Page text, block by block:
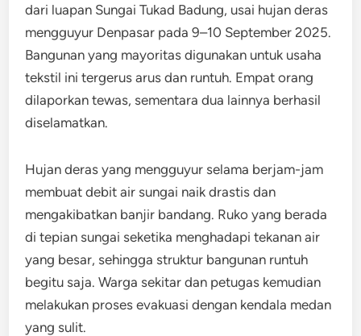
dari luapan Sungai Tukad Badung, usai hujan deras
mengguyur Denpasar pada 9–10 September 2025.
Bangunan yang mayoritas digunakan untuk usaha
tekstil ini tergerus arus dan runtuh. Empat orang
dilaporkan tewas, sementara dua lainnya berhasil
diselamatkan.
Hujan deras yang mengguyur selama berjam-jam
membuat debit air sungai naik drastis dan
mengakibatkan banjir bandang. Ruko yang berada
di tepian sungai seketika menghadapi tekanan air
yang besar, sehingga struktur bangunan runtuh
begitu saja. Warga sekitar dan petugas kemudian
melakukan proses evakuasi dengan kendala medan
yang sulit.